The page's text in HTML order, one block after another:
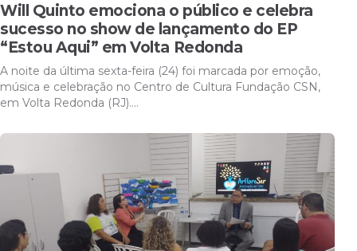
Will Quinto emociona o público e celebra
sucesso no show de lançamento do EP
“Estou Aqui” em Volta Redonda
A noite da última sexta-feira (24) foi marcada por emoção,
música e celebração no Centro de Cultura Fundação CSN,
em Volta Redonda (RJ).…